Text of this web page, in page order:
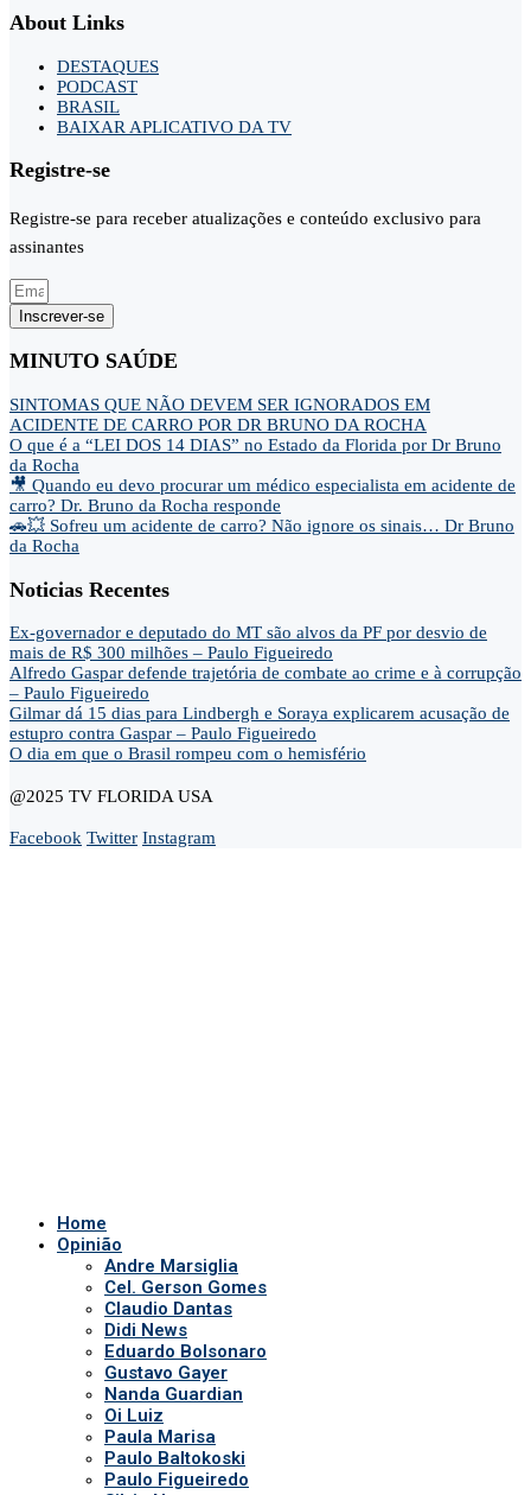
About Links
DESTAQUES
PODCAST
BRASIL
BAIXAR APLICATIVO DA TV
Registre-se
Registre-se para receber atualizações e conteúdo exclusivo para
assinantes
Inscrever-se
MINUTO SAÚDE
SINTOMAS QUE NÃO DEVEM SER IGNORADOS EM
ACIDENTE DE CARRO POR DR BRUNO DA ROCHA
O que é a “LEI DOS 14 DIAS” no Estado da Florida por Dr Bruno
da Rocha
🎥 Quando eu devo procurar um médico especialista em acidente de
carro? Dr. Bruno da Rocha responde
🚗💥 Sofreu um acidente de carro? Não ignore os sinais… Dr Bruno
da Rocha
Noticias Recentes
Ex-governador e deputado do MT são alvos da PF por desvio de
mais de R$ 300 milhões – Paulo Figueiredo
Alfredo Gaspar defende trajetória de combate ao crime e à corrupção
– Paulo Figueiredo
Gilmar dá 15 dias para Lindbergh e Soraya explicarem acusação de
estupro contra Gaspar – Paulo Figueiredo
O dia em que o Brasil rompeu com o hemisfério
@2025 TV FLORIDA USA
Facebook Twitter Instagram
Vinicius Carrion
TV Show
Auriverde Brasil
Dicas de Visão
Fio diário
Interview
Saúde Bucal
Tv Miami USA
Notícias em Geral
Quem somos
POLÍTICA DE PRIVACIDADE
APP DA TV
Comerciais